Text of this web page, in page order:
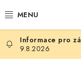
na
SEZÓNNÍ TVOŘENÍ
9.8.2026